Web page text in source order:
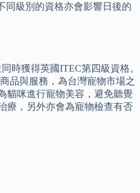
同級別的資格亦會影響日後的
時獲得英國ITEC第四級資格。
品與服務，為台灣寵物市場之
貓咪進行寵物美容，避免聽覺
療，另外亦會為寵物檢查有否